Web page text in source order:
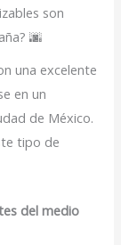
son
🌆
una excelente
en un
de México.
tipo de
del medio